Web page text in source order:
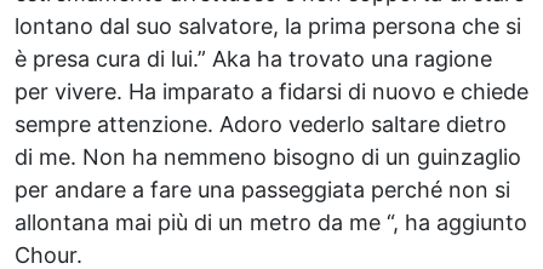
lontano dal suo salvatore, la prima persona che si
è presa cura di lui.” Aka ha trovato una ragione
per vivere. Ha imparato a fidarsi di nuovo e chiede
sempre attenzione. Adoro vederlo saltare dietro
di me. Non ha nemmeno bisogno di un guinzaglio
per andare a fare una passeggiata perché non si
allontana mai più di un metro da me “, ha aggiunto
Chour.